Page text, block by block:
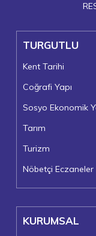
TURGUTLU
Kent Tarihi
Coğrafi Yapı
Sosyo Ekonomik
Tarım
Turizm
Nöbetçi Eczaneler
KURUMSAL